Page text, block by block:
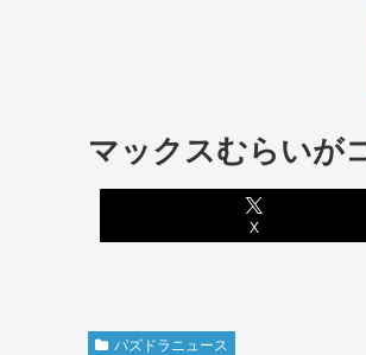
マックスむらいが
X
パズドラニュース